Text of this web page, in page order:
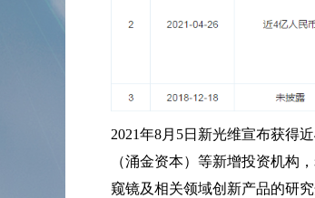
2021年8月5日新光维宣布获得
（涌金资本）等新增投资机构
窥镜及相关领域创新产品的研